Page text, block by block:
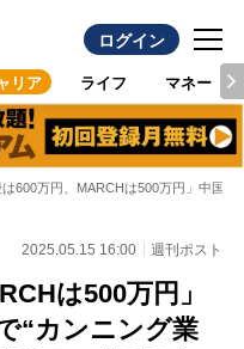
ログイン
リア ライフ マネー
は600万円、MARCHは500万円」中国
2025.05.15 16:00 週刊ポスト
は500万円」
“カンニング業